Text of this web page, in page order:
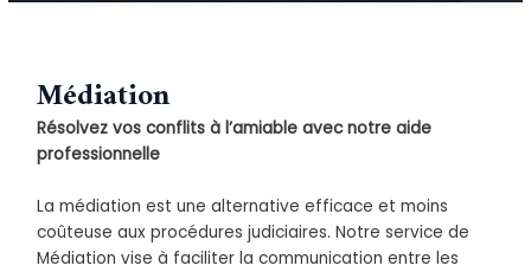
Médiation
Résolvez vos conflits à l’amiable avec notre aide
professionnelle
La médiation est une alternative efficace et moins
coûteuse aux procédures judiciaires. Notre service de
Médiation vise à faciliter la communication entre les